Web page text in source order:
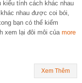
kiểu tính cách khác nhau
nhau được coi bói,
bạn có thể kiểm
xem lại đôi môi củamore
Xem Thêm